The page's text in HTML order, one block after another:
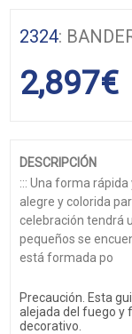
2324:
2,897€
DESCRIPCIÓN
::: Una forma
alegre y colorida
celebración tendrá
pequeños se
está formada po
Precaución. Esta
alejada del fuego y
decorativo.